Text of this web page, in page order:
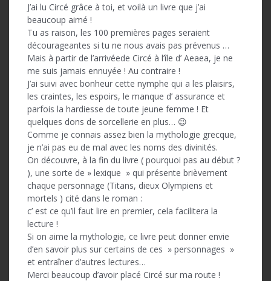
J’ai lu Circé grâce à toi, et voilà un livre que j’ai
beaucoup aimé !
Tu as raison, les 100 premières pages seraient
décourageantes si tu ne nous avais pas prévenus …
Mais à partir de l’arrivéede Circé à l’île d’ Aeaea, je ne
me suis jamais ennuyée ! Au contraire !
J’ai suivi avec bonheur cette nymphe qui a les plaisirs,
les craintes, les espoirs, le manque d’ assurance et
parfois la hardiesse de toute jeune femme ! Et
quelques dons de sorcellerie en plus… 😉
Comme je connais assez bien la mythologie grecque,
je n’ai pas eu de mal avec les noms des divinités.
On découvre, à la fin du livre ( pourquoi pas au début ?
), une sorte de » lexique » qui présente brièvement
chaque personnage (Titans, dieux Olympiens et
mortels ) cité dans le roman :
c’ est ce qu’il faut lire en premier, cela facilitera la
lecture !
Si on aime la mythologie, ce livre peut donner envie
d’en savoir plus sur certains de ces » personnages »
et entraîner d’autres lectures…
Merci beaucoup d’avoir placé Circé sur ma route !